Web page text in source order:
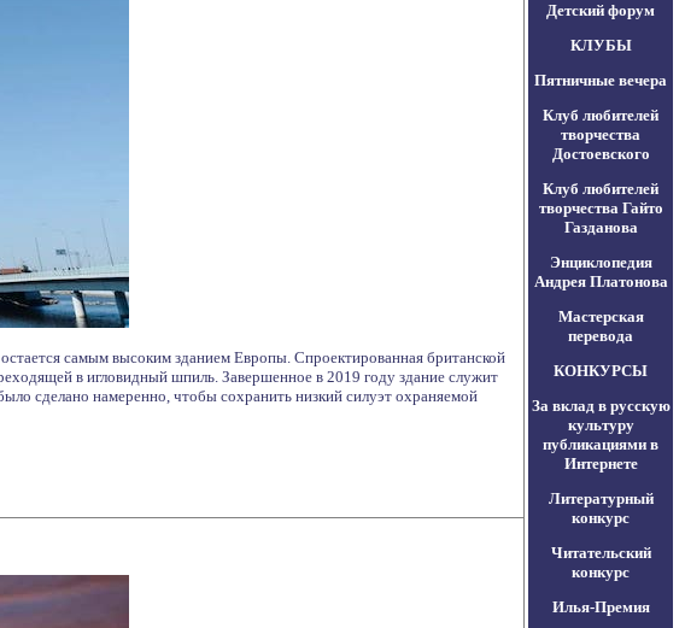
самым высоким зданием Европы. Спроектированная британской
в игловидный шпиль. Завершенное в 2019 году здание служит
сделано намеренно, чтобы сохранить низкий силуэт охраняемой
Детский форум
КЛУБЫ
Пятничные вечера
Клуб любителей
творчества
Достоевского
Клуб любителей
творчества Гайто
Газданова
Энциклопедия
Андрея Платонова
Мастерская
перевода
КОНКУРСЫ
За вклад в русскую
культуру
публикациями в
Интернете
Литературный
конкурс
Читательский
конкурс
Илья-Премия